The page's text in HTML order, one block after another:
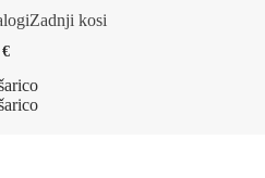
Zadnji kosi